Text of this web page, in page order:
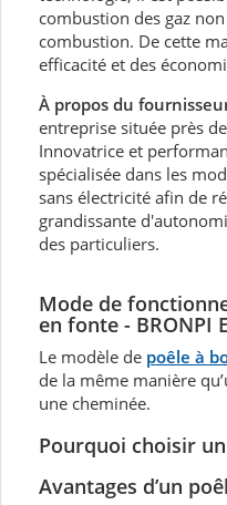
combustion des gaz
combustion. De cette
efficacité et des
À propos du
entreprise située près
Innovatrice et
spécialisée dans les
sans électricité afin de
grandissante
des particuliers.
Mode de
en fonte - BRONPI
Le modèle de poêle à
de la même manière
une cheminée.
Pourquoi choisir
Avantages d’un